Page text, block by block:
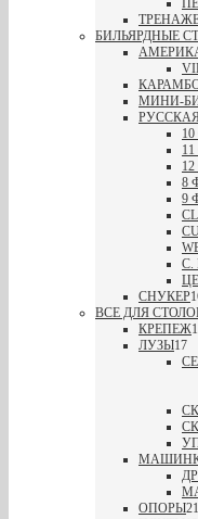
БИЛЬЯРДНЫЕ
МИНИ-
8
9
С.
СНУКЕР
ВСЕ ДЛЯ
КРЕПЕЖ1
ЛУЗЫ17
ОПОРЫ21